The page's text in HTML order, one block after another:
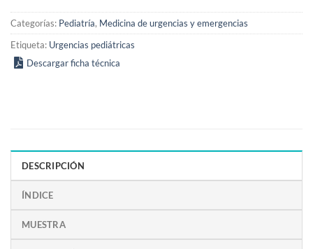
Categorías: Pediatría, Medicina de urgencias y emergencias
Etiqueta: Urgencias pediátricas
Descargar ficha técnica
DESCRIPCIÓN
ÍNDICE
MUESTRA